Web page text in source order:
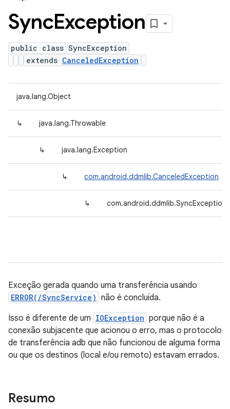
SyncException
public class SyncException
extends CanceledException
java.lang.Object
↳ java.lang.Throwable
↳ java.lang.Exception
↳ com.android.ddmlib.CanceledException
↳ com.android.ddmlib.SyncException
Exceção gerada quando uma transferência usando
ERROR(/SyncService) não é concluída.
Isso é diferente de um IOException porque não é a
conexão subjacente que acionou o erro, mas o protocolo
de transferência adb que não funcionou de alguma forma
ou que os destinos (local e/ou remoto) estavam errados.
Resumo